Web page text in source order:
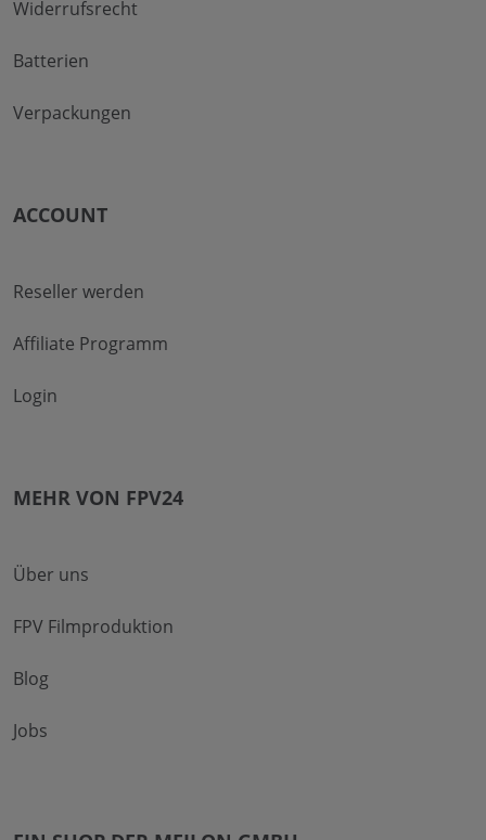
Widerrufsrecht
Batterien
Verpackungen
ACCOUNT
Reseller werden
Affiliate Programm
Login
MEHR VON FPV24
Über uns
FPV Filmproduktion
Blog
Jobs